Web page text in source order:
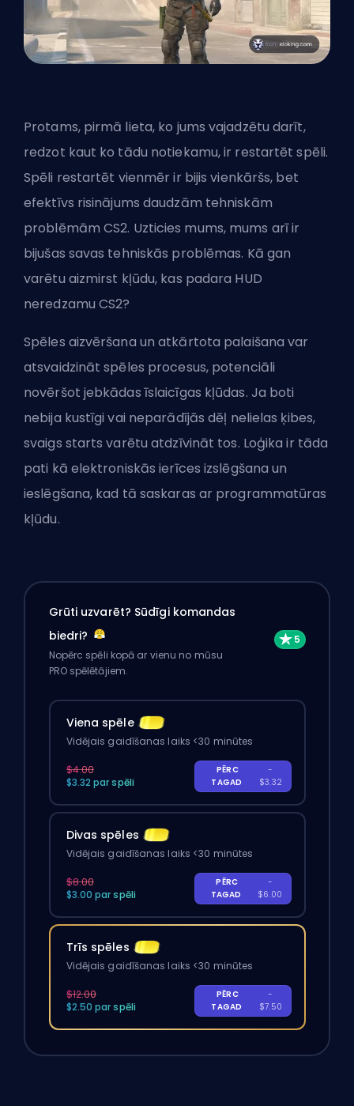
Protams, pirmā lieta, ko jums vajadzētu darīt,
redzot kaut ko tādu notiekamu, ir restartēt spēli.
Spēli restartēt vienmēr ir bijis vienkāršs, bet
efektīvs risinājums daudzām tehniskām
problēmām CS2. Uzticies mums, mums arī ir
bijušas savas tehniskās problēmas. Kā gan
varētu aizmirst kļūdu, kas padara HUD
neredzamu CS2?
Spēles aizvēršana un atkārtota palaišana var
atsvaidzināt spēles procesus, potenciāli
novēršot jebkādas īslaicīgas kļūdas. Ja boti
nebija kustīgi vai neparādījās dēļ nelielas ķibes,
svaigs starts varētu atdzīvināt tos. Loģika ir tāda
pati kā elektroniskās ierīces izslēgšana un
ieslēgšana, kad tā saskaras ar programmatūras
kļūdu.
Grūti uzvarēt? Sūdīgi komandas
biedri?
Nopērc spēli kopā ar vienu no mūsu
PRO spēlētājiem.
Viena spēle
Vidējais gaidīšanas laiks <30 minūtes
$4.00
$3.32 par spēli
PĒRC
TAGAD
-
$3.32
Divas spēles
Vidējais gaidīšanas laiks <30 minūtes
$8.00
$3.00 par spēli
PĒRC
TAGAD
-
$6.00
Trīs spēles
Vidējais gaidīšanas laiks <30 minūtes
$12.00
$2.50 par spēli
PĒRC
TAGAD
-
$7.50